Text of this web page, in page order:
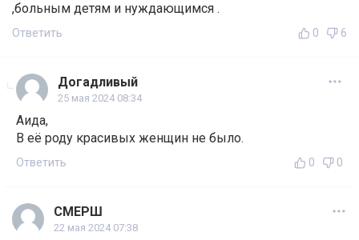
,больным детям и нуждающимся .
Ответить 0 6
Догадливый
25 мая 2024 08:34
Аида,
В её роду красивых женщин не было.
Ответить 0 0
СМЕРШ
22 мая 2024 07:38